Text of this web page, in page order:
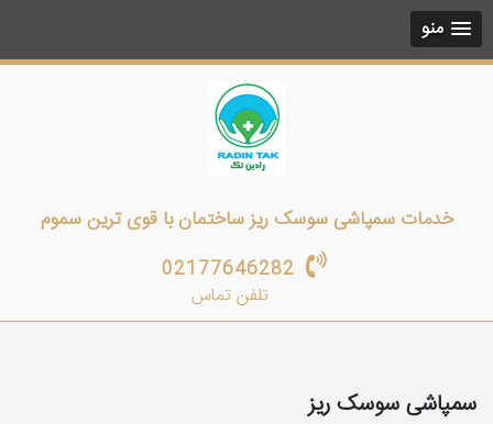
منو
خدمات سمپاشی سوسک ریز ساختمان با قوی ترین سموم
02177646282
تلفن تماس
سمپاشی سوسک ریز